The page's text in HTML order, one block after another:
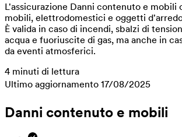
L'assicurazione Danni contenuto e mobili
mobili, elettrodomestici e oggetti
È valida in caso di incendi, sbalzi di
acqua e fuoriuscite di gas, ma anche in
da eventi atmosferici.
4 minuti di lettura
Ultimo aggiornamento 17/08/2025
Danni contenuto e mobili